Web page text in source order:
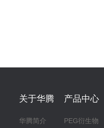
关于华腾
华腾简介
产品中心
PEG衍生物